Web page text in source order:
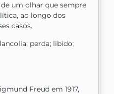
um olhar que sempre
ao longo dos
casos.
perda; libido;
Freud em 1917,